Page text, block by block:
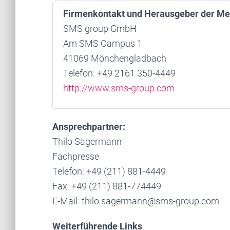
Firmenkontakt und Herausgeber der
SMS group GmbH
Am SMS Campus 1
41069 Mönchengladbach
Telefon: +49 2161 350-4449
http://www.sms-group.com
Ansprechpartner:
Thilo Sagermann
Fachpresse
Telefon: +49 (211) 881-4449
Fax: +49 (211) 881-774449
E-Mail: thilo.sagermann@sms-group.com
Weiterführende Links